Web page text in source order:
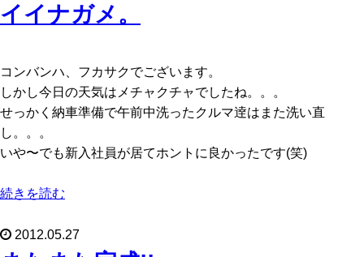
イイナガメ。
コンバンハ、フカサクでございます。
しかし今日の天気はメチャクチャでしたね。。。
せっかく納車準備で午前中洗ったクルマ逹はまた洗い直
し。。。
いや〜でも新入社員が居てホントに良かったです(笑)
続きを読む
2012.05.27